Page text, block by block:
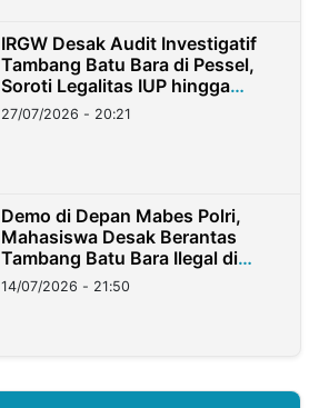
IRGW Desak Audit Investigatif
Tambang Batu Bara di Pessel,
Soroti Legalitas IUP hingga
Stockpile
27/07/2026 - 20:21
Demo di Depan Mabes Polri,
Mahasiswa Desak Berantas
Tambang Batu Bara Ilegal di
Lampung
14/07/2026 - 21:50